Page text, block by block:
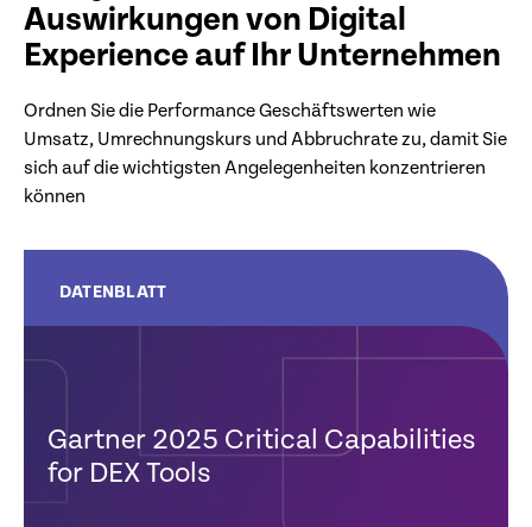
Auswirkungen von Digital
Experience auf Ihr Unternehmen
Ordnen Sie die Performance Geschäftswerten wie
Umsatz, Umrechnungskurs und Abbruchrate zu, damit Sie
sich auf die wichtigsten Angelegenheiten konzentrieren
können
DATENBLATT
Gartner 2025 Critical Capabilities
for DEX Tools